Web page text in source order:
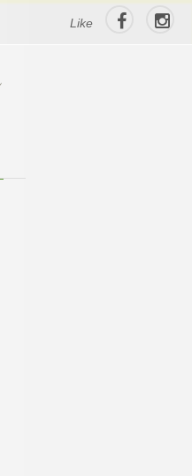
Like